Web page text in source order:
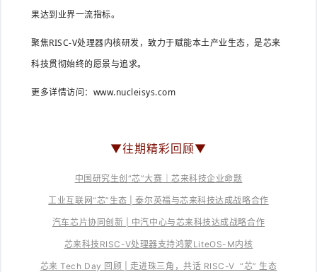
果达到业界一流指标。
聚焦RISC-V处理器内核研发，致力于赋能本土产业生态，是芯来
科技贯彻始终的愿景与追求。
更多详情访问： www.nucleisys.com
▼往期精彩回顾▼
中国研究生创“芯”大赛｜芯来科技企业命题
工业互联网“芯”生态 | 泰尔英福与芯来科技达成战略合作
汽车芯片协同创新 | 中汽中心与芯来科技达成战略合作
芯来科技RISC-V处理器支持鸿蒙LiteOS-M内核
芯来 Tech Day 回顾 | 走进珠三角，共话 RISC-V “芯” 生态